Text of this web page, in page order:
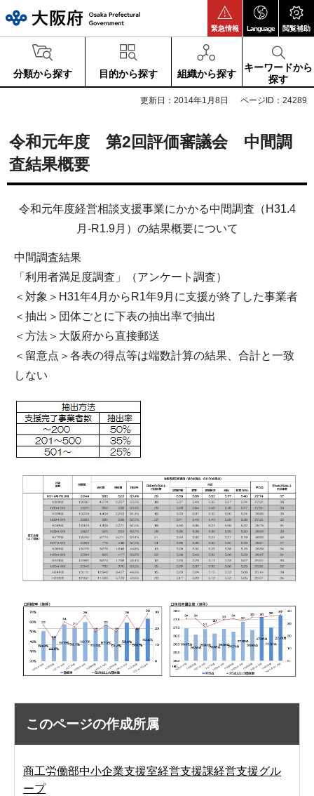
緊急情報 Language 閲覧補助
分類から探す 目的から探す 組織から探す
キーワードから
探す
更新日：2014年1月8日 ページID：24289
令和元年度 第2回評価審議会 中間調
査結果概要
令和元年度経営相談支援事業にかかる中間調査（H31.4
月-R1.9月）の結果概要について
中間調査結果
「利用者満足度調査」（アンケート調査）
＜対象＞H31年4月からR1年9月に支援が終了した事業者
＜抽出＞団体ごとに下表の抽出率で抽出
＜方法＞大阪府から直接郵送
＜留意点＞各表の得点等は端数計算の結果、合計と一致
しない
このページの作成所属
商工労働部中小企業支援室経営支援課経営支援グル
ープ